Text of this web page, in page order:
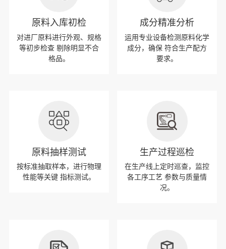
原料入库初检
对进厂原料进行外观、规格
等初步检查 剔除明显不合
格品。
成分精准分析
运用专业设备检测原料化学
成分，确保 符合生产配方
要求。
原料抽样测试
按标准抽取样本，进行物理
性能等关键 指标测试。
生产过程巡检
在生产线上定时巡查，监控
各工序工艺 参数与质量情
况。